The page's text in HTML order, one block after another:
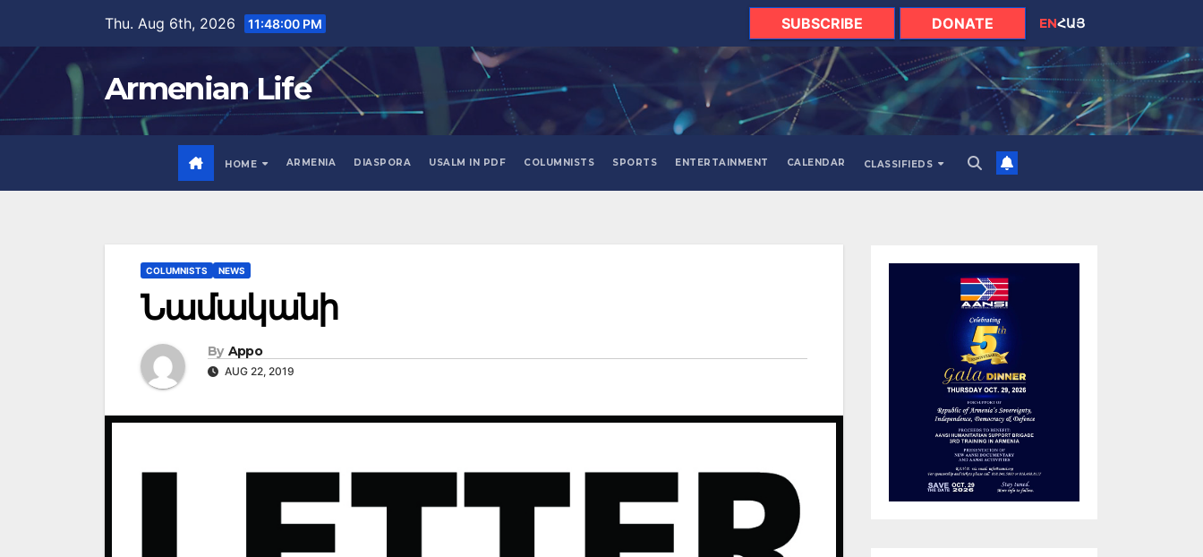
content
Thu. Aug 6th, 2026 11:48:01 PM SUBSCRIBE DONATE ENՀԱՅ
Armenian Life
HOME ARMENIA DIASPORA USALM IN PDF COLUMNISTS SPORTS ENTERTAINMENT CALENDAR CLASSIFIEDS
COLUMNISTS NEWS
Նամականի
By Appo
AUG 22, 2019